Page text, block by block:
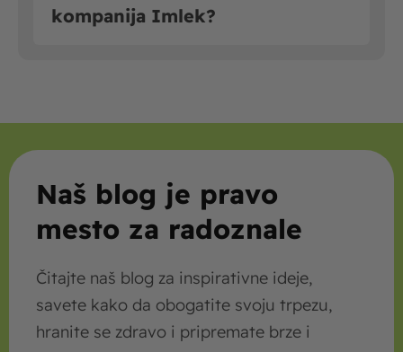
kompanija Imlek?
Naš blog je pravo
mesto za radoznale
Čitajte naš blog za inspirativne ideje,
savete kako da obogatite svoju trpezu,
hranite se zdravo i pripremate brze i